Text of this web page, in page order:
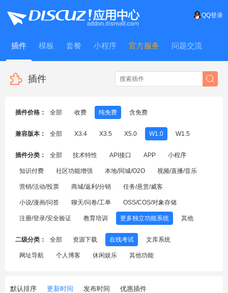
QQ登录
插件 模板 套餐 小程序 官方服务 问题交流
WitFrame
插件
插件价格： 全部 收费 纯免费 含免费
兼容版本： 全部 X3.4 X3.5 X5.0 W1.0 W1.5
插件分类： 全部 技术特性 API接口 APP 小程序
知识付费 社区功能增强 本地/同城/O2O 视频/直播/音乐
营销/活动/投票 商城/返利/分销 任务/悬赏/威客
小说/漫画/问答 聊天/问卷/工单 OSS/COS/对象存储
注册/登录/安全验证 教育培训 更多独立功能系统 其他
二级分类： 全部 资源下载 在线考试 文库系统
网址导航 个人博客 休闲娱乐 其他功能
默认排序 更新时间 发布时间 优惠插件